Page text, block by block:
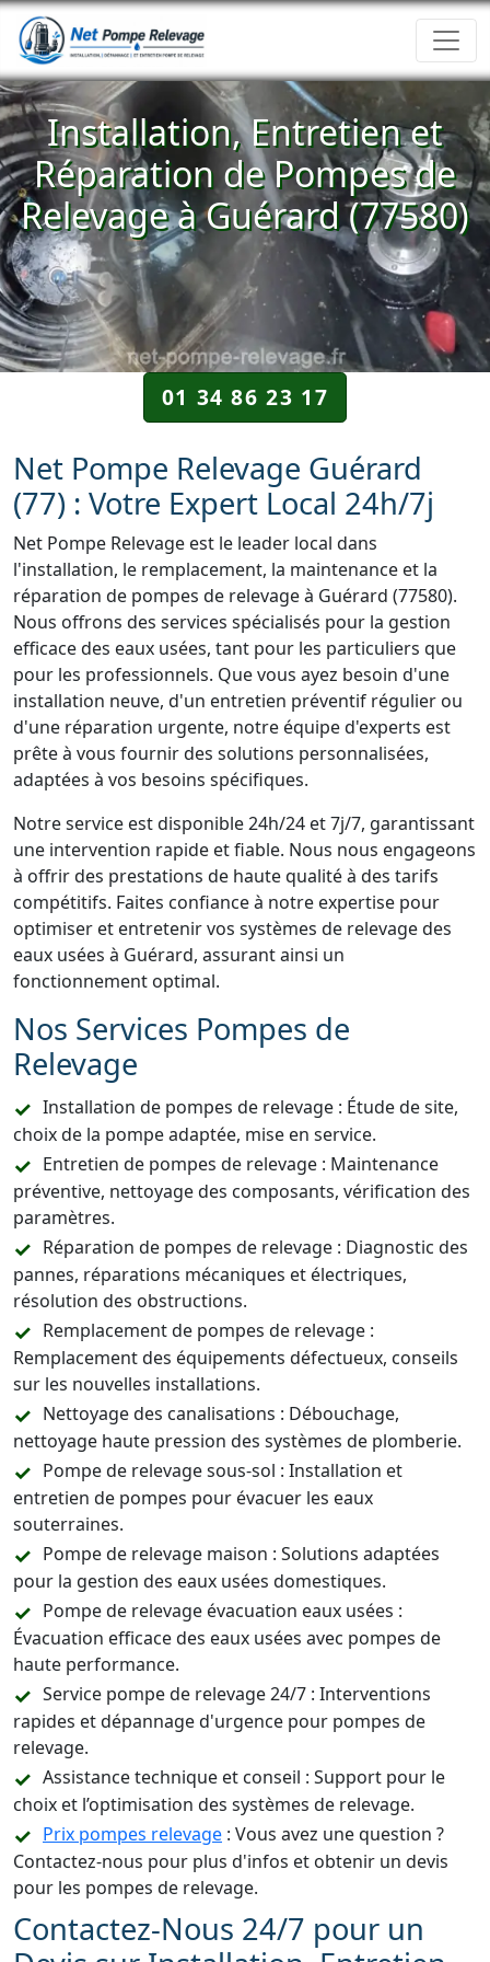
Installation, Entretien et
Réparation de Pompes de
Relevage à Guérard (77580)
01 34 86 23 17
Net Pompe Relevage Guérard
(77) : Votre Expert Local 24h/7j
Net Pompe Relevage est le leader local dans
l'installation, le remplacement, la maintenance et la
réparation de pompes de relevage à Guérard (77580).
Nous offrons des services spécialisés pour la gestion
efficace des eaux usées, tant pour les particuliers que
pour les professionnels. Que vous ayez besoin d'une
installation neuve, d'un entretien préventif régulier ou
d'une réparation urgente, notre équipe d'experts est
prête à vous fournir des solutions personnalisées,
adaptées à vos besoins spécifiques.
Notre service est disponible 24h/24 et 7j/7, garantissant
une intervention rapide et fiable. Nous nous engageons
à offrir des prestations de haute qualité à des tarifs
compétitifs. Faites confiance à notre expertise pour
optimiser et entretenir vos systèmes de relevage des
eaux usées à Guérard, assurant ainsi un
fonctionnement optimal.
Nos Services Pompes de
Relevage
Installation de pompes de relevage : Étude de site,
choix de la pompe adaptée, mise en service.
Entretien de pompes de relevage : Maintenance
préventive, nettoyage des composants, vérification des
paramètres.
Réparation de pompes de relevage : Diagnostic des
pannes, réparations mécaniques et électriques,
résolution des obstructions.
Remplacement de pompes de relevage :
Remplacement des équipements défectueux, conseils
sur les nouvelles installations.
Nettoyage des canalisations : Débouchage,
nettoyage haute pression des systèmes de plomberie.
Pompe de relevage sous-sol : Installation et
entretien de pompes pour évacuer les eaux
souterraines.
Pompe de relevage maison : Solutions adaptées
pour la gestion des eaux usées domestiques.
Pompe de relevage évacuation eaux usées :
Évacuation efficace des eaux usées avec pompes de
haute performance.
Service pompe de relevage 24/7 : Interventions
rapides et dépannage d'urgence pour pompes de
relevage.
Assistance technique et conseil : Support pour le
choix et l’optimisation des systèmes de relevage.
Prix pompes relevage : Vous avez une question ?
Contactez-nous pour plus d'infos et obtenir un devis
pour les pompes de relevage.
Contactez-Nous 24/7 pour un